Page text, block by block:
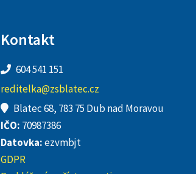
Kontakt
604 541 151
reditelka@zsblatec.cz
Blatec 68, 783 75 Dub nad Moravou
IČO: 70987386
Datovka:ezvmbjt
GDPR